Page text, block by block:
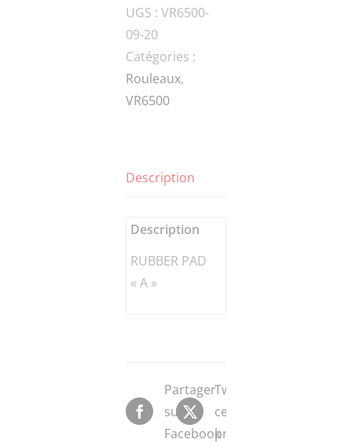
RUBBER
"A"
UGS : VR6500-
09-20
Catégories :
Rouleaux,
VR6500
Description
Description
RUBBER PAD
« A »
Partager
sur
Facebook
Tweeter
ce
produit